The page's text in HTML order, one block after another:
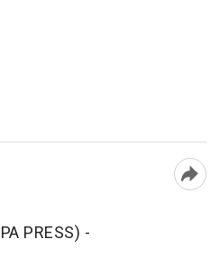
PRESS) -